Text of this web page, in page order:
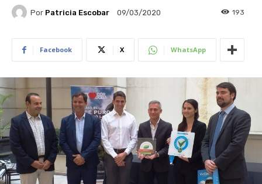
Por Patricia Escobar 09/03/2020 193
Facebook X WhatsApp